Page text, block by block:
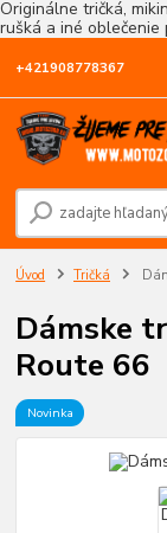
Originálne tričká,
rušká a iné oblečenie
+421908778367
Úvod Tričká
Dámske
Route 66
Novinka